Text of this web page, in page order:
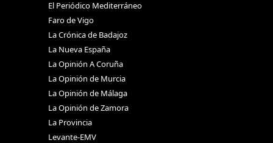
El Periódico Mediterráneo
Faro de Vigo
La Crónica de Badajoz
La Nueva España
La Opinión A Coruña
La Opinión de Murcia
La Opinión de Málaga
La Opinión de Zamora
La Provincia
Levante-EMV